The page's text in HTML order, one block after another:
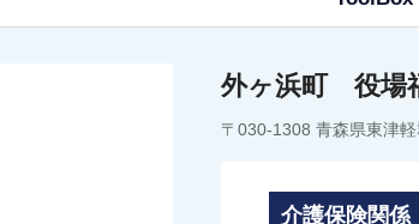
外ヶ浜町 役場
〒030-1308 青森県東津
介護保険関係